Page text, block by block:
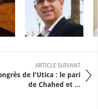
ARTICLE SUIVANT
de l'Utica : le pari
de Chahed et ...